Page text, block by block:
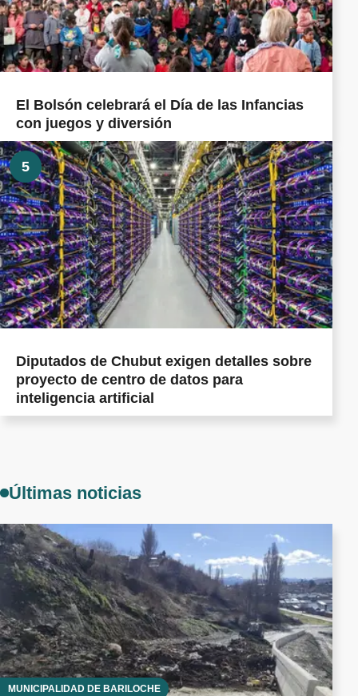
El Bolsón celebrará el Día de las Infancias
con juegos y diversión
5
Diputados de Chubut exigen detalles sobre
proyecto de centro de datos para
inteligencia artificial
Últimas noticias
MUNICIPALIDAD DE BARILOCHE